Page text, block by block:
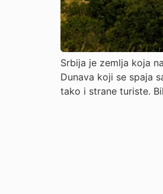
Srbija je zemlja koja
Dunava koji se spaja
tako i strane turiste.